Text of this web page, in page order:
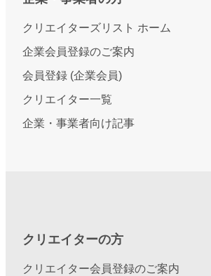
クリエイターズリスト ホーム
企業会員登録のご案内
会員登録 (企業会員)
クリエイター一覧
企業・事業者向け記事
クリエイターの方
クリエイター会員登録のご案内